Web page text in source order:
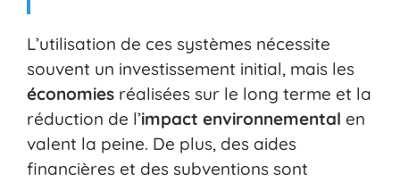
L’utilisation de ces systèmes nécessite
souvent un investissement initial, mais les
économies réalisées sur le long terme et la
réduction de l’impact environnemental en
valent la peine. De plus, des aides
financières et des subventions sont